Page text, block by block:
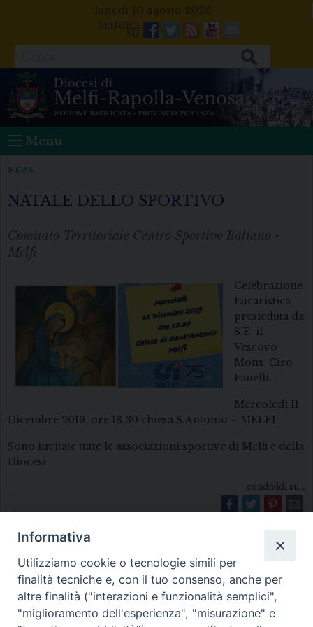
lunedì 10 agosto 2026
Facebook
Twitter
FeedsYoutube
Mail
Menu
NEWS
NATALE DELLO SPORTIVO
Comitato Territoriale Centro Sportivo Italiano -
Melfi
Celebrazione
Eucaristica
presieduta da
S.E. il
Vescovo
Mons. Ciro
Fanelli.
Mercoledì 11
Dicembre 2019, ore 18.30 chiesa S.Antonio – MELFI
Sono invitate tutte le associazioni sportive di Melfi e della
Diocesi
condividi su...
Informativa
Utilizziamo cookie o tecnologie simili per
finalità tecniche e, con il tuo consenso, anche per
altre finalità ("interazioni e funzionalità semplici",
"miglioramento dell'esperienza", "misurazione" e